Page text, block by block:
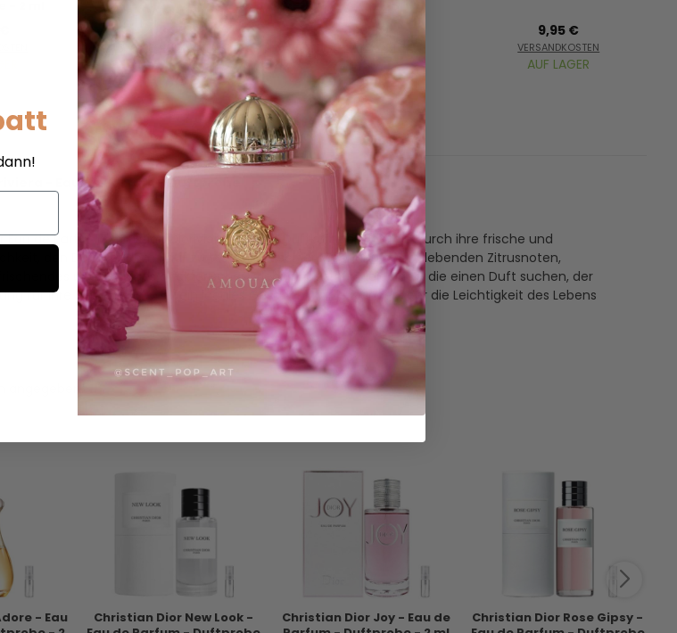
13,95 €
VERSANDKOSTEN
AUF LAGER
11,95 €
VERSANDKOSTEN
AUF LAGER
9,95 €
VERSANDKOSTEN
AUF LAGER
- Eau de Parfum - Duftprobe
de Parfum. "Christian Dioriviera" ist eine Duftkomposition, die durch ihre frische und
den Duft vor dem Kauf zu testen. Mit seiner Mischung aus belebenden Zitrusnoten,
und sonniges olfaktorisches Erlebnis. Ideal für diejenigen, die einen Duft suchen, der
für Ihre Sammlung oder ein ideales Geschenk für jemanden, der die Leichtigkeit des Lebens
- Eau
Christian Dior New Look -
Christian Dior Joy - Eau de
Christian Dior Rose Gipsy -